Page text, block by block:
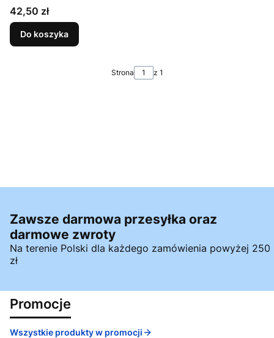
Cena
42,50 zł
Do koszyka
Strona z 1
Zawsze darmowa przesyłka oraz
darmowe zwroty
Na terenie Polski dla każdego zamówienia powyżej 250
zł
Promocje
Wszystkie produkty w promocji